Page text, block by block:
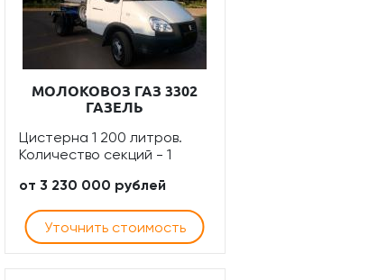
МОЛОКОВОЗ ГАЗ 3302
ГАЗЕЛЬ
Цистерна 1 200 литров.
Количество секций - 1
от 3 230 000 рублей
Уточнить стоимость